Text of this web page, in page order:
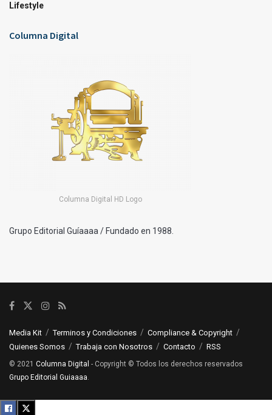
Lifestyle
Columna Digital
Columna Digital HD Logo
Grupo Editorial Guíaaaa / Fundado en 1988.
Media Kit Terminos y Condiciones
Compliance & Copyright
Quienes Somos
Trabaja con Nosotros Contacto RSS
© 2021 Columna Digital - Copyright © Todos los derechos reservados
Grupo Editorial Guiaaaa.